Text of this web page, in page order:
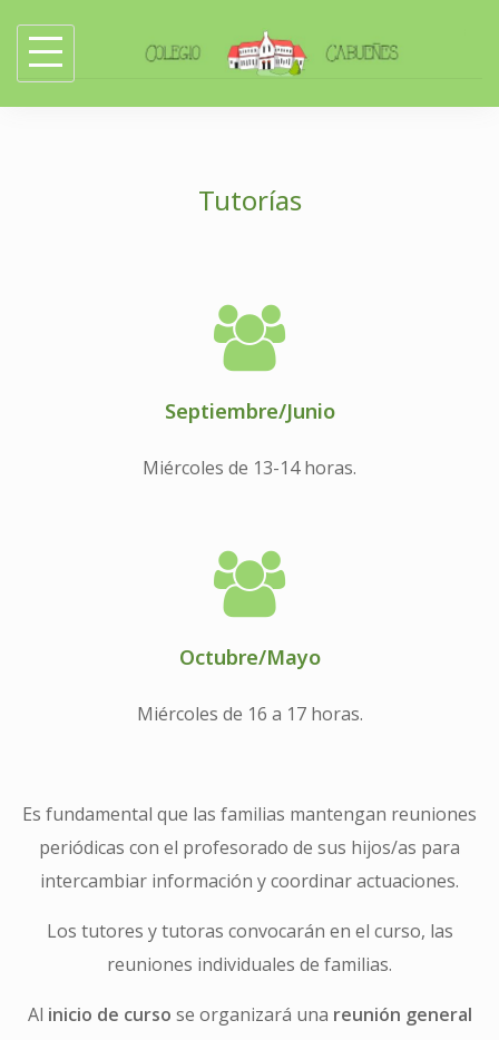
content
Tutorías
Septiembre/Junio
Miércoles de 13-14 horas.
Octubre/Mayo
Miércoles de 16 a 17 horas.
Es fundamental que las familias mantengan reuniones
periódicas con el profesorado de sus hijos/as para
intercambiar información y coordinar actuaciones.
Los tutores y tutoras convocarán en el curso, las
reuniones individuales de familias.
Al inicio de curso se organizará una reunión general